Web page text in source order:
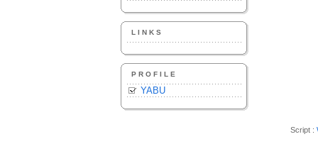
LINKS
PROFILE
YABU
Script :